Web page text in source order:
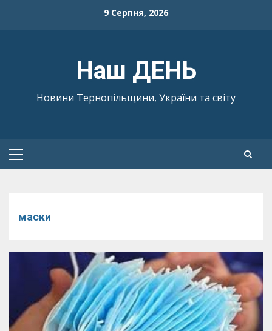
9 Серпня, 2026
Наш ДЕНЬ
Новини Тернопільщини, України та світу
Primary
маски